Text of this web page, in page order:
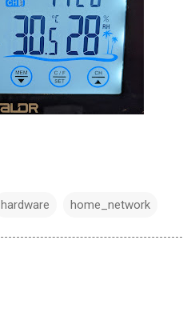
hardware home_network